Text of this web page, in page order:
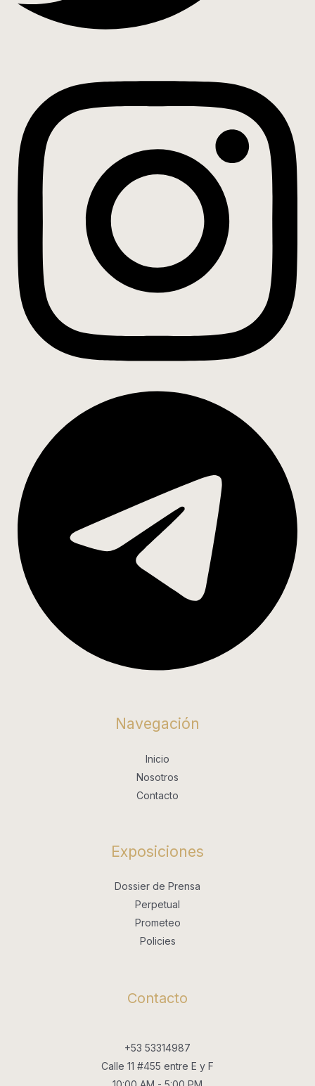
Navegación
Inicio
Nosotros
Contacto
Exposiciones
Dossier de Prensa
Perpetual
Prometeo
Policies
Contacto
+53 53314987
Calle 11 #455 entre E y F